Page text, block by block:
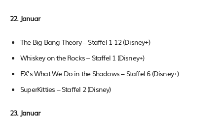
22. Januar
The Big Bang Theory – Staffel 1-12 (Disney+)
Whiskey on the Rocks – Staffel 1 (Disney+)
FX’s What We Do in the Shadows – Staffel 6 (Disney+)
SuperKitties – Staffel 2 (Disney)
23. Januar